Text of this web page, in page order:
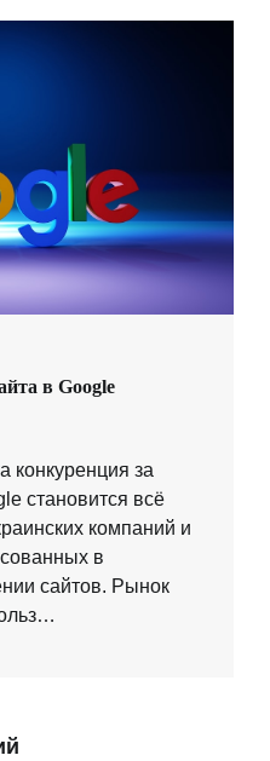
в Google
конкуренция за
становится всё
компаний и
в
сайтов. Рынок